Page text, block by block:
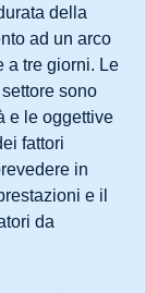
della
ad un arco
a tre giorni. Le
sono
e le oggettive
fattori
in
e il
da